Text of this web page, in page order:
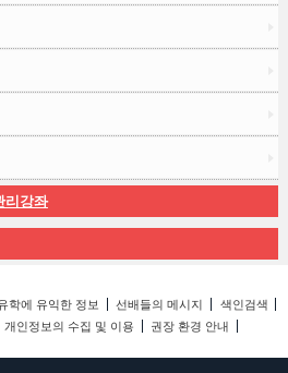
리강좌
학에 유익한 정보 선배들의 메시지
색인검색
개인정보의 수집 및 이용 권장 환경 안내